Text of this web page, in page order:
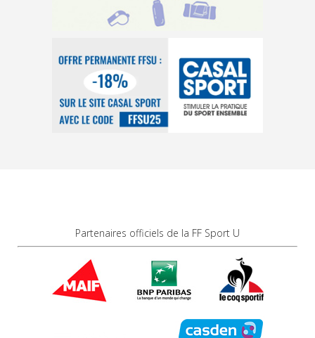
Partenaires officiels de la FF Sport U